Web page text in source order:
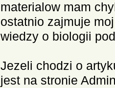
materialow mam
ostatnio zajmuje
wiedzy o biologii
Jezeli chodzi o
jest na stronie